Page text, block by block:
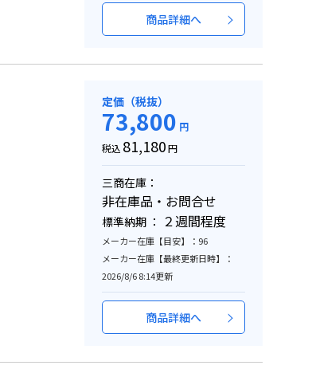
商品詳細へ
定価（税抜）
73,800 円
税込 81,180円
三商在庫：
非在庫品・お問合せ
標準納期 ： ２週間程度
メーカー在庫【目安】：96
メーカー在庫【最終更新日時】：
2026/8/6 8:14更新
商品詳細へ